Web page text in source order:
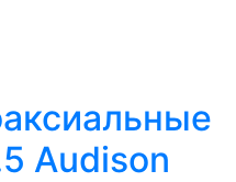
Audison